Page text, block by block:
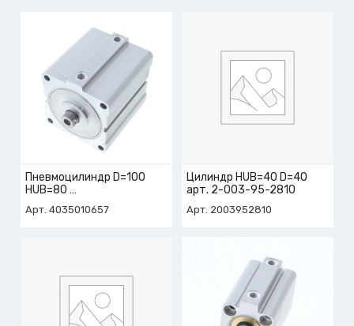
Пневмоцилиндр D=100
HUB=80
Арт. 4035010657
Цилиндр HUB=40 D=40
арт. 2-003-95-2810
Арт. 2003952810